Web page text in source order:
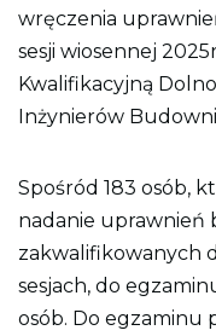
o
w
a
n
a
ł
e
j
t
r
o
n
wręczenia
sesji wiosennej
Kwalifikacyjną
Inżynierów
Spośród 183 osób,
nadanie uprawnień
zakwalifikowanych
sesjach, do
osób. Do egzaminu